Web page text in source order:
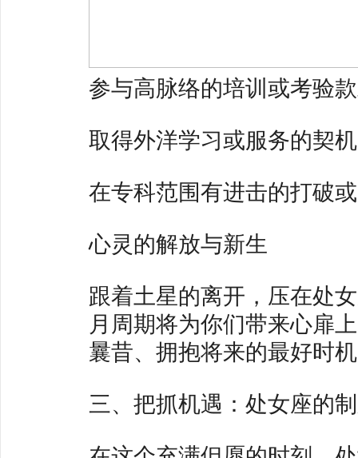
参与高脉络的培训或考验
取得外洋学习或服务的契机
在专科范围有进击的打破
心灵的解放与新生
跟着土星的离开，压在处
月周期将为你们带来心扉
曩昔、拥抱将来的最好时
三、把抓机遇：处女座的